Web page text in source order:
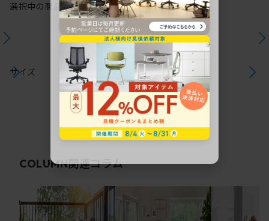
選択中の商品情報保証注意事項
サイズ
COLUMN関連コラム